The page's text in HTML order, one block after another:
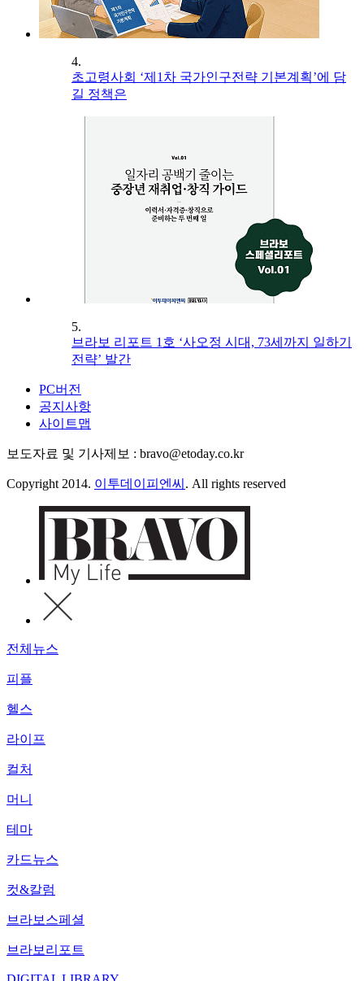
4.
초고령사회 ‘제1차 국가인구전략 기본계획’에 담
길 정책은
5.
브라보 리포트 1호 ‘사오정 시대, 73세까지 일하기
전략’ 발간
PC버전
공지사항
사이트맵
보도자료 및 기사제보 : bravo@etoday.co.kr
Copyright 2014. 이투데이피엔씨 . All rights reserved
전체뉴스
피플
헬스
라이프
컬처
머니
테마
카드뉴스
컷&칼럼
브라보스페셜
브라보리포트